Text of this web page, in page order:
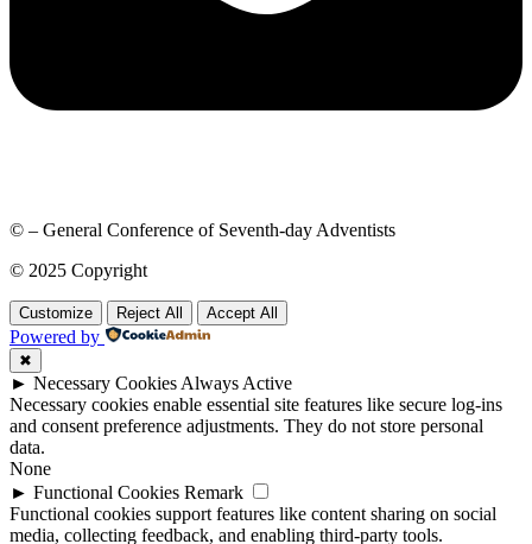
© – General Conference of Seventh-day Adventists
© 2025 Copyright
Customize Reject All Accept All
Powered by
✖
► Necessary Cookies Always Active
Necessary cookies enable essential site features like secure log-ins
and consent preference adjustments. They do not store personal
data.
None
► Functional Cookies Remark
Functional cookies support features like content sharing on social
media, collecting feedback, and enabling third-party tools.